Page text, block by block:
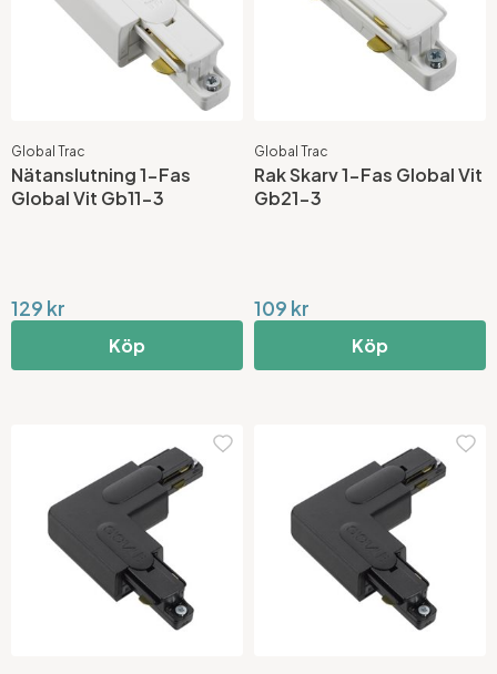
Global Trac
Nätanslutning 1-Fas
Global Vit Gb11-3
129 kr
Köp
Global Trac
Rak Skarv 1-Fas Global Vit
Gb21-3
109 kr
Köp